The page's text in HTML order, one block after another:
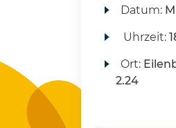
Datum:
Uhrzeit:
Ort:
2.24